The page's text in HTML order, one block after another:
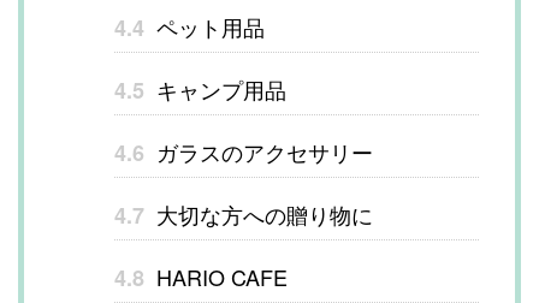
4.4 ペット用品
4.5 キャンプ用品
4.6 ガラスのアクセサリー
4.7 大切な方への贈り物に
4.8 HARIO CAFE